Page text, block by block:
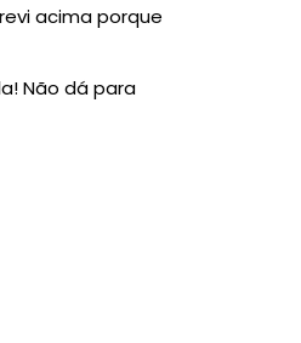
acima porque
Não dá para